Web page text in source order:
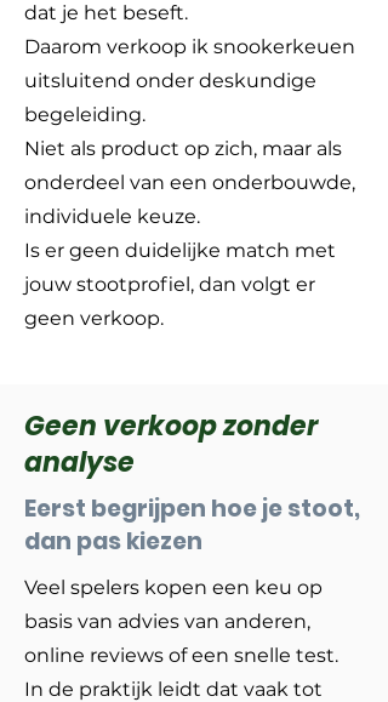
dat je het beseft.
Daarom verkoop ik snookerkeuen
uitsluitend onder deskundige
begeleiding.
Niet als product op zich, maar als
onderdeel van een onderbouwde,
individuele keuze.
Is er geen duidelijke match met
jouw stootprofiel, dan volgt er
geen verkoop.
Geen verkoop zonder
analyse
Eerst begrijpen hoe je stoot,
dan pas kiezen
Veel spelers kopen een keu op
basis van advies van anderen,
online reviews of een snelle test.
In de praktijk leidt dat vaak tot